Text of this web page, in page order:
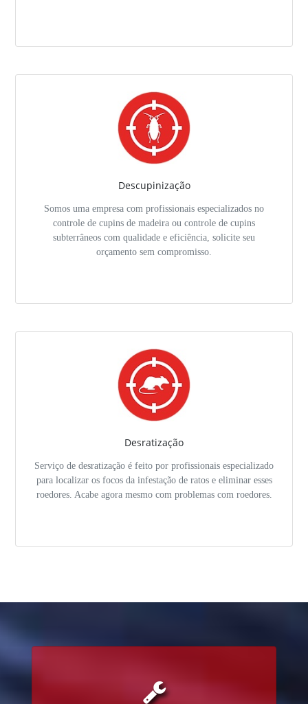
Descupinização
Somos uma empresa com profissionais especializados no
controle de cupins de madeira ou controle de cupins
subterrâneos com qualidade e eficiência, solicite seu
orçamento sem compromisso.
Desratização
Serviço de desratização é feito por profissionais especializado
para localizar os focos da infestação de ratos e eliminar esses
roedores. Acabe agora mesmo com problemas com roedores.